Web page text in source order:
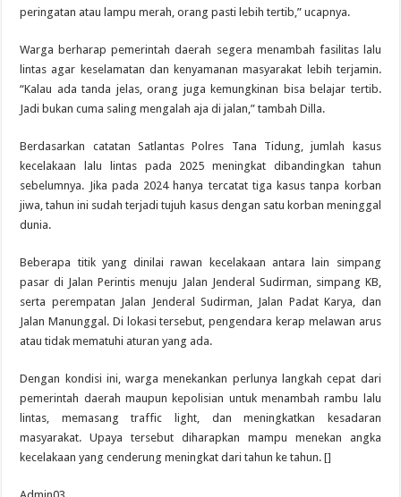
peringatan atau lampu merah, orang pasti lebih tertib,” ucapnya.
Warga berharap pemerintah daerah segera menambah fasilitas lalu
lintas agar keselamatan dan kenyamanan masyarakat lebih terjamin.
“Kalau ada tanda jelas, orang juga kemungkinan bisa belajar tertib.
Jadi bukan cuma saling mengalah aja di jalan,” tambah Dilla.
Berdasarkan catatan Satlantas Polres Tana Tidung, jumlah kasus
kecelakaan lalu lintas pada 2025 meningkat dibandingkan tahun
sebelumnya. Jika pada 2024 hanya tercatat tiga kasus tanpa korban
jiwa, tahun ini sudah terjadi tujuh kasus dengan satu korban meninggal
dunia.
Beberapa titik yang dinilai rawan kecelakaan antara lain simpang
pasar di Jalan Perintis menuju Jalan Jenderal Sudirman, simpang KB,
serta perempatan Jalan Jenderal Sudirman, Jalan Padat Karya, dan
Jalan Manunggal. Di lokasi tersebut, pengendara kerap melawan arus
atau tidak mematuhi aturan yang ada.
Dengan kondisi ini, warga menekankan perlunya langkah cepat dari
pemerintah daerah maupun kepolisian untuk menambah rambu lalu
lintas, memasang traffic light, dan meningkatkan kesadaran
masyarakat. Upaya tersebut diharapkan mampu menekan angka
kecelakaan yang cenderung meningkat dari tahun ke tahun. []